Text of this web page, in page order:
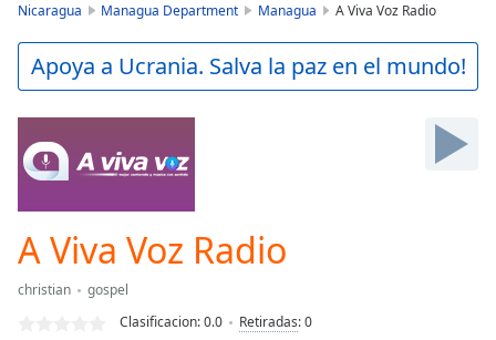
Play
Video
Backward
Skip
Forward
Mute
Current
Time 0:00
-:-
Nicaragua Managua Department Managua A Viva Voz Radio
Apoya a Ucrania. Salva la paz en el mundo!
A Viva Voz Radio
christian
gospel
Clasificacion:0.0 Retiradas:0